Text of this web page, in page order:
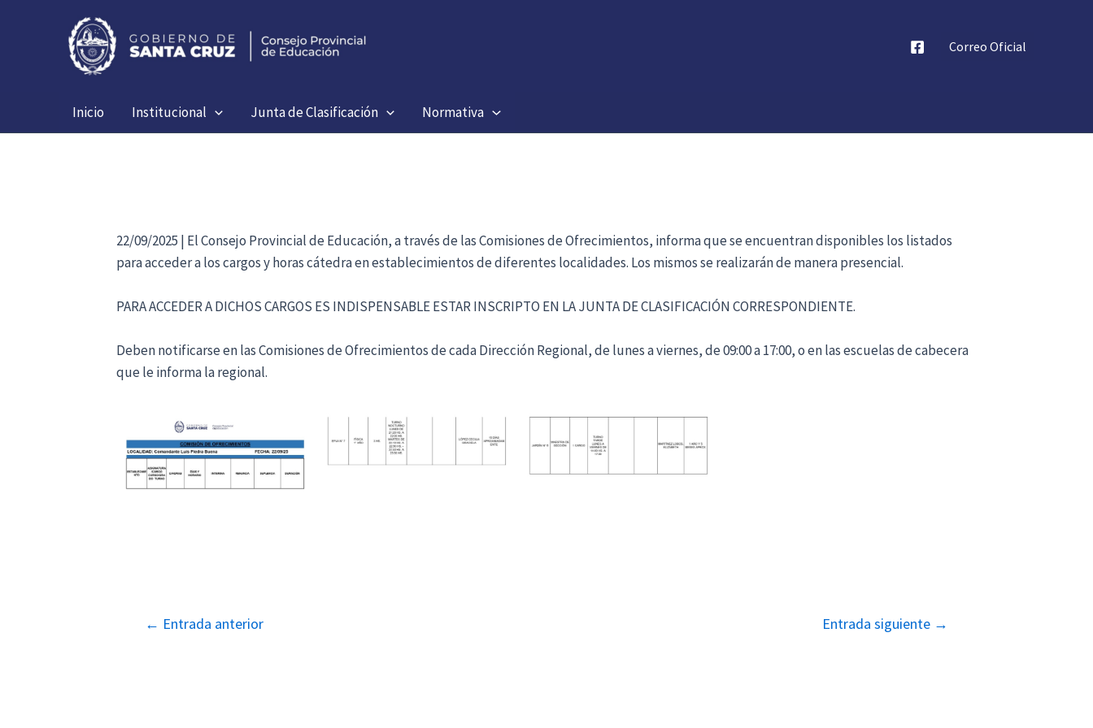
Correo Oficial
Inicio Institucional Junta de Clasificación Normativa
22/09/2025 | El Consejo Provincial de Educación, a través de las Comisiones de Ofrecimientos, informa que se encuentran disponibles los listados
para acceder a los cargos y horas cátedra en establecimientos de diferentes localidades. Los mismos se realizarán de manera presencial.
PARA ACCEDER A DICHOS CARGOS ES INDISPENSABLE ESTAR INSCRIPTO EN LA JUNTA DE CLASIFICACIÓN CORRESPONDIENTE.
Deben notificarse en las Comisiones de Ofrecimientos de cada Dirección Regional, de lunes a viernes, de 09:00 a 17:00, o en las escuelas de cabecera
que le informa la regional.
Navegación
← Entrada anterior Entrada siguiente →